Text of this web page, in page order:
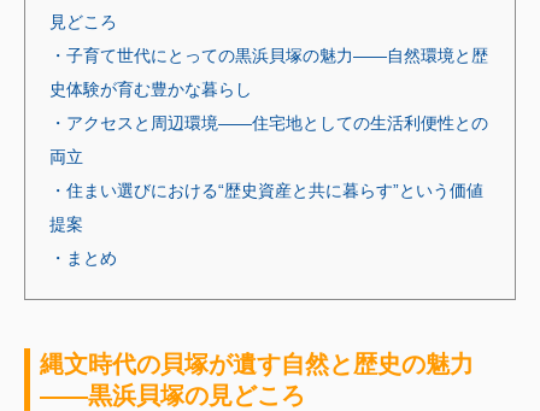
見どころ
・子育て世代にとっての黒浜貝塚の魅力――自然環境と歴
史体験が育む豊かな暮らし
・アクセスと周辺環境――住宅地としての生活利便性との
両立
・住まい選びにおける“歴史資産と共に暮らす”という価値
提案
・まとめ
縄文時代の貝塚が遺す自然と歴史の魅力
――黒浜貝塚の見どころ